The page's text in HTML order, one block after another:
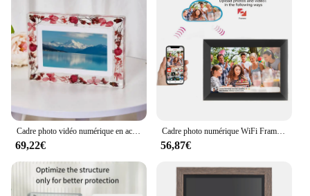
Cadre photo vidéo numérique en acrylique avec fleur séchée, écran IPS, version passionnée, 8 Go de mémoire, batterie 1500mAh, bouton marche/arrêt, 7 pouces
69,22€
Cadre photo numérique WiFi Frameo, cadre photo numérique intelligent, écran tactile HD IPS 10.1x1280, 32 Go, 64 Go, 800 pouces
56,87€